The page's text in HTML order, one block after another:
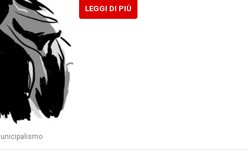
LEGGI DI PIÙ